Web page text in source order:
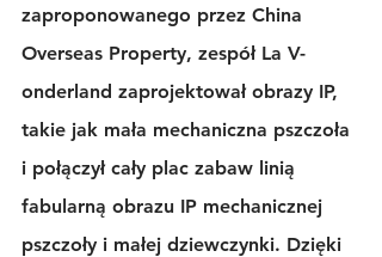
zaproponowanego przez China
Overseas Property, zespół La V-
onderland zaprojektował obrazy IP,
takie jak mała mechaniczna pszczoła
i połączył cały plac zabaw linią
fabularną obrazu IP mechanicznej
pszczoły i małej dziewczynki. Dzięki